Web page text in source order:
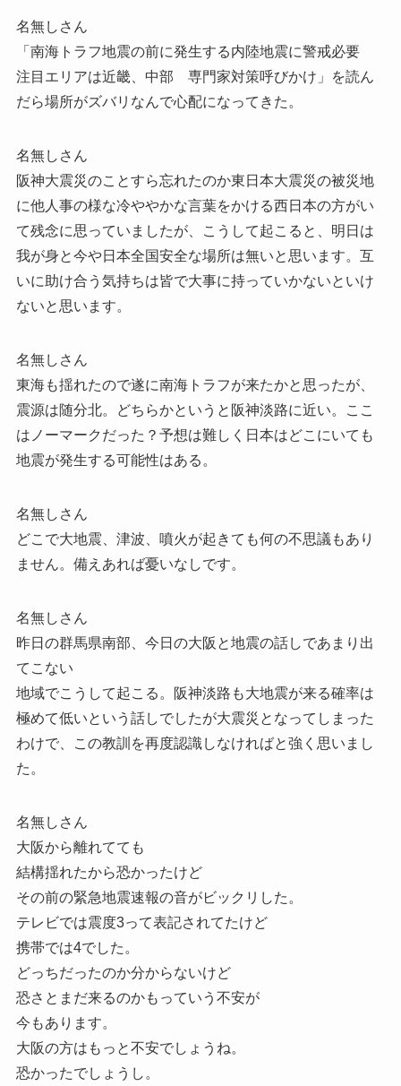
名無しさん
「南海トラフ地震の前に発生する内陸地震に警戒必要
注目エリアは近畿、中部 専門家対策呼びかけ」を読ん
だら場所がズバリなんで心配になってきた。
名無しさん
阪神大震災のことすら忘れたのか東日本大震災の被災地
に他人事の様な冷ややかな言葉をかける西日本の方がい
て残念に思っていましたが、こうして起こると、明日は
我が身と今や日本全国安全な場所は無いと思います。互
いに助け合う気持ちは皆で大事に持っていかないといけ
ないと思います。
名無しさん
東海も揺れたので遂に南海トラフが来たかと思ったが、
震源は随分北。どちらかというと阪神淡路に近い。ここ
はノーマークだった？予想は難しく日本はどこにいても
地震が発生する可能性はある。
名無しさん
どこで大地震、津波、噴火が起きても何の不思議もあり
ません。備えあれば憂いなしです。
名無しさん
昨日の群馬県南部、今日の大阪と地震の話しであまり出
てこない
地域でこうして起こる。阪神淡路も大地震が来る確率は
極めて低いという話しでしたが大震災となってしまった
わけで、この教訓を再度認識しなければと強く思いまし
た。
名無しさん
大阪から離れてても
結構揺れたから恐かったけど
その前の緊急地震速報の音がビックリした。
テレビでは震度3って表記されてたけど
携帯では4でした。
どっちだったのか分からないけど
恐さとまだ来るのかもっていう不安が
今もあります。
大阪の方はもっと不安でしょうね。
恐かったでしょうし。